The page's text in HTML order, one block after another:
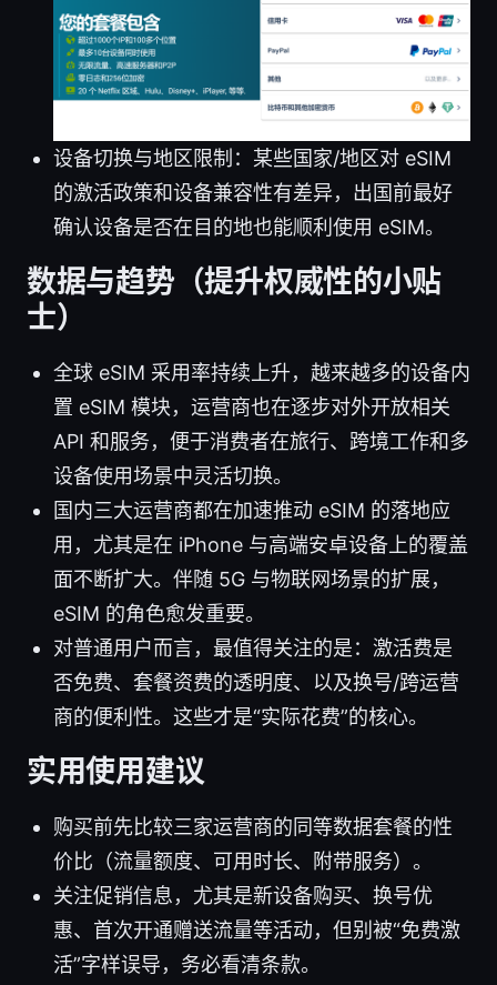
设备切换与地区限制：某些国家/地区对 eSIM
的激活政策和设备兼容性有差异，出国前最好
确认设备是否在目的地也能顺利使用 eSIM。
数据与趋势（提升权威性的小贴
士）
全球 eSIM 采用率持续上升，越来越多的设备内
置 eSIM 模块，运营商也在逐步对外开放相关
API 和服务，便于消费者在旅行、跨境工作和多
设备使用场景中灵活切换。
国内三大运营商都在加速推动 eSIM 的落地应
用，尤其是在 iPhone 与高端安卓设备上的覆盖
面不断扩大。伴随 5G 与物联网场景的扩展，
eSIM 的角色愈发重要。
对普通用户而言，最值得关注的是：激活费是
否免费、套餐资费的透明度、以及换号/跨运营
商的便利性。这些才是“实际花费”的核心。
实用使用建议
购买前先比较三家运营商的同等数据套餐的性
价比（流量额度、可用时长、附带服务）。
关注促销信息，尤其是新设备购买、换号优
惠、首次开通赠送流量等活动，但别被“免费激
活”字样误导，务必看清条款。